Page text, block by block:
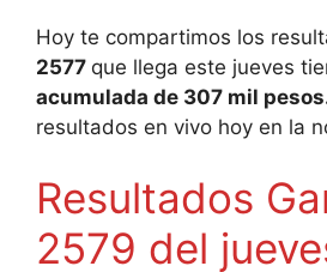
Hoy te compartimos los
2577 que llega este jueves
acumulada de 307 mil
resultados en vivo hoy en la
Resultados
2579 del